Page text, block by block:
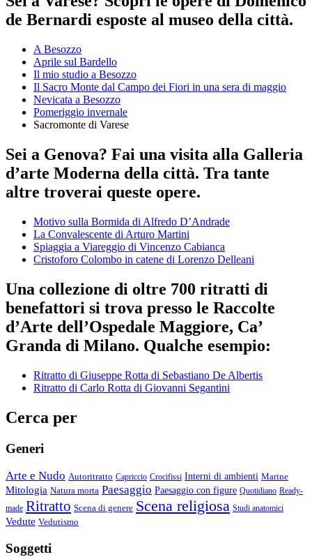
de Bernardi esposte al museo della città.
A Besozzo
Aprile sul Bardello
Il mio studio a Besozzo
Il Sacro Monte dal Campo dei Fiori in una sera di maggio
Nevicata a Besozzo
Pomeriggio invernale
Sacromonte di Varese
Sei a Genova? Fai una visita alla Galleria
d’arte Moderna della città. Tra tante
altre troverai queste opere.
Motivo sulla Bormida di Alfredo D’Andrade
La Convalescente di Arturo Martini
Spiaggia a Viareggio di Vincenzo Cabianca
Cristoforo Colombo in catene di Lorenzo Delleani
Una collezione di oltre 700 ritratti di
benefattori si trova presso le Raccolte
d’Arte dell’Ospedale Maggiore, Ca’
Granda di Milano. Qualche esempio:
Ritratto di Giuseppe Rotta di Sebastiano De Albertis
Ritratto di Carlo Rotta di Giovanni Segantini
Cerca per
Generi
Arte e Nudo Autoritratto Capriccio Crocifissi Interni di ambienti Marine
Mitologia Natura morta Paesaggio Paesaggio con figure Quotidiano Ready-
made Ritratto Scena di genere Scena religiosa Studi anatomici
Vedute Vedutismo
Soggetti